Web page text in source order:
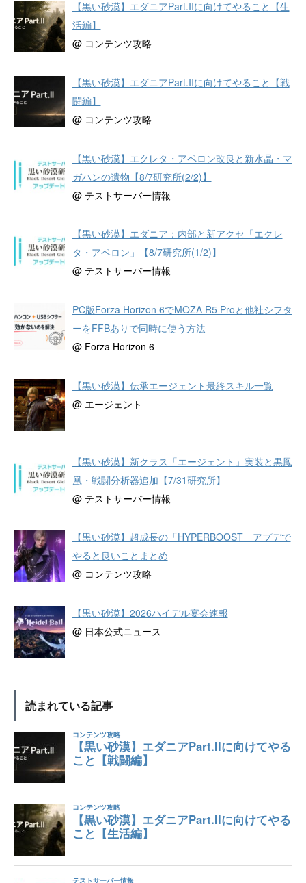
【黒い砂漠】エダニアPart.IIに向けてやること【生
活編】
@ コンテンツ攻略
【黒い砂漠】エダニアPart.IIに向けてやること【戦
闘編】
@ コンテンツ攻略
【黒い砂漠】エクレタ・アペロン改良と新水晶・マ
ガハンの遺物【8/7研究所(2/2)】
@ テストサーバー情報
【黒い砂漠】エダニア：内部と新アクセ「エクレ
タ・アペロン」【8/7研究所(1/2)】
@ テストサーバー情報
PC版Forza Horizon 6でMOZA R5 Proと他社シフタ
ーをFFBありで同時に使う方法
@ Forza Horizon 6
【黒い砂漠】伝承エージェント最終スキル一覧
@ エージェント
【黒い砂漠】新クラス「エージェント」実装と黒鳳
凰・戦闘分析器追加【7/31研究所】
@ テストサーバー情報
【黒い砂漠】超成長の「HYPERBOOST」アプデで
やると良いことまとめ
@ コンテンツ攻略
【黒い砂漠】2026ハイデル宴会速報
@ 日本公式ニュース
読まれている記事